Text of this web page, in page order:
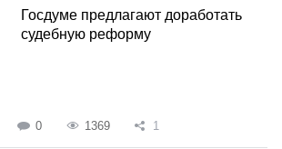
Госдуме предлагают доработать
судебную реформу
0 1369 1